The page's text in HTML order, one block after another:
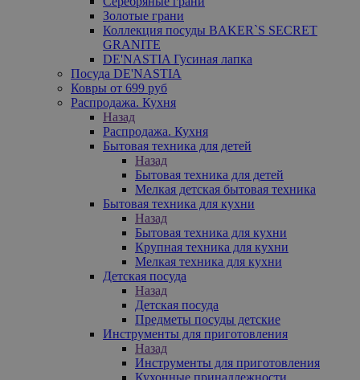
Золотые грани
Коллекция посуды BAKER`S SECRET
GRANITE
DE'NASTIA Гусиная лапка
Посуда DE'NASTIA
Ковры от 699 руб
Распродажа. Кухня
Назад
Распродажа. Кухня
Бытовая техника для детей
Назад
Бытовая техника для детей
Мелкая детская бытовая техника
Бытовая техника для кухни
Назад
Бытовая техника для кухни
Крупная техника для кухни
Мелкая техника для кухни
Детская посуда
Назад
Детская посуда
Предметы посуды детские
Инструменты для приготовления
Назад
Инструменты для приготовления
Кухонные принадлежности